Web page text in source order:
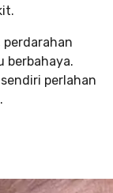
berbahaya.
perlahan